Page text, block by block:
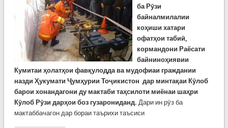
ба Рӯзи
байналмилалии
коҳиши хатари
офатҳои табиӣ,
кормандони Раёсати
байниноҳиявии
Кумитаи ҳолатҳои фавқулодда ва мудофиаи граждании
назди Ҳукумати Ҷумҳурии Тоҷикистон дар минтақаи Кӯлоб
барои хонандагони ду мактаби таҳсилоти миёнаи шаҳри
Кӯлоб Рӯзи дарҳои боз гузарониданд. Дари ин рӯз ба
мактаббачагон дар бораи таърихи таъсиси